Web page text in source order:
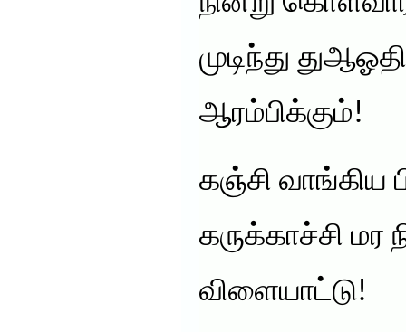
முடிந்து
ஆரம்பிக்கும்!
கஞ்சி வாங்கிய
கருக்காச்சி மர
விளையாட்டு!